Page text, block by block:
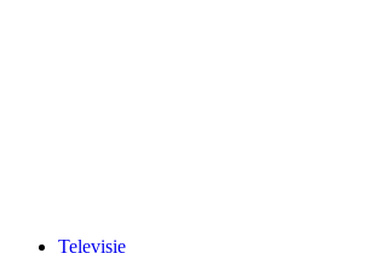
Televisie